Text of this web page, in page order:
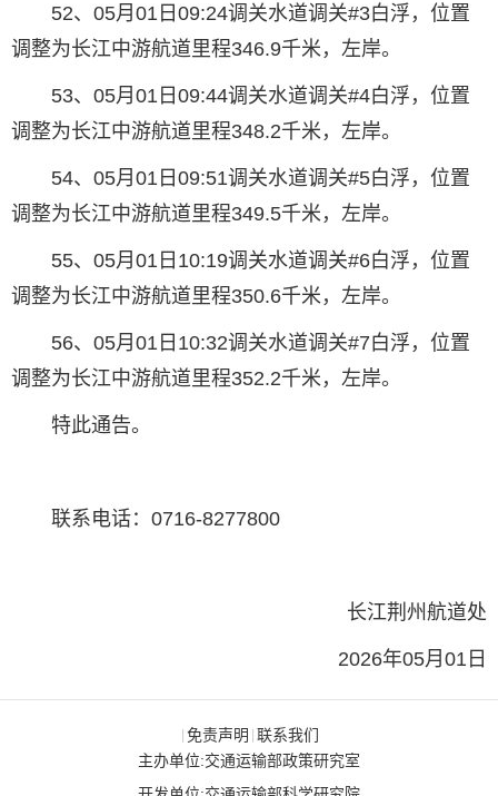
52、05月01日09:24调关水道调关#3白浮，位置
调整为长江中游航道里程346.9千米，左岸。
53、05月01日09:44调关水道调关#4白浮，位置
调整为长江中游航道里程348.2千米，左岸。
54、05月01日09:51调关水道调关#5白浮，位置
调整为长江中游航道里程349.5千米，左岸。
55、05月01日10:19调关水道调关#6白浮，位置
调整为长江中游航道里程350.6千米，左岸。
56、05月01日10:32调关水道调关#7白浮，位置
调整为长江中游航道里程352.2千米，左岸。
特此通告。
联系电话：0716-8277800
长江荆州航道处
2026年05月01日
| 免责声明 | 联系我们
主办单位:交通运输部政策研究室